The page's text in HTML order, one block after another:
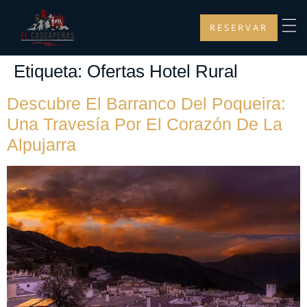
RESERVAR
Etiqueta: Ofertas Hotel Rural
Descubre El Barranco Del Poqueira:
Una Travesía Por El Corazón De La
Alpujarra